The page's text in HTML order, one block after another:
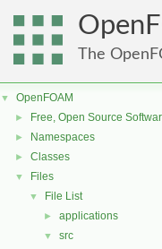
The
▼ OpenFOAM
► Free, Open Source
► Namespaces
► Classes
▼ Files
▼ File List
► applications
▼ src